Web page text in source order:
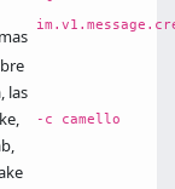
las
-c camello